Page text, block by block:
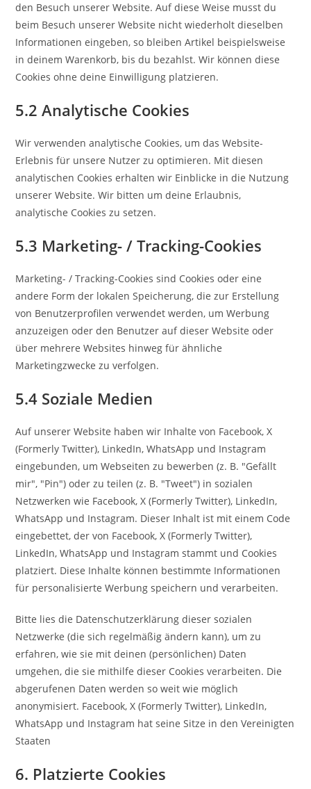
den Besuch unserer Website. Auf diese Weise musst du
beim Besuch unserer Website nicht wiederholt dieselben
Informationen eingeben, so bleiben Artikel beispielsweise
in deinem Warenkorb, bis du bezahlst. Wir können diese
Cookies ohne deine Einwilligung platzieren.
5.2 Analytische Cookies
Wir verwenden analytische Cookies, um das Website-
Erlebnis für unsere Nutzer zu optimieren. Mit diesen
analytischen Cookies erhalten wir Einblicke in die Nutzung
unserer Website. Wir bitten um deine Erlaubnis,
analytische Cookies zu setzen.
5.3 Marketing- / Tracking-Cookies
Marketing- / Tracking-Cookies sind Cookies oder eine
andere Form der lokalen Speicherung, die zur Erstellung
von Benutzerprofilen verwendet werden, um Werbung
anzuzeigen oder den Benutzer auf dieser Website oder
über mehrere Websites hinweg für ähnliche
Marketingzwecke zu verfolgen.
5.4 Soziale Medien
Auf unserer Website haben wir Inhalte von Facebook, X
(Formerly Twitter), LinkedIn, WhatsApp und Instagram
eingebunden, um Webseiten zu bewerben (z. B. "Gefällt
mir", "Pin") oder zu teilen (z. B. "Tweet") in sozialen
Netzwerken wie Facebook, X (Formerly Twitter), LinkedIn,
WhatsApp und Instagram. Dieser Inhalt ist mit einem Code
eingebettet, der von Facebook, X (Formerly Twitter),
LinkedIn, WhatsApp und Instagram stammt und Cookies
platziert. Diese Inhalte können bestimmte Informationen
für personalisierte Werbung speichern und verarbeiten.
Bitte lies die Datenschutzerklärung dieser sozialen
Netzwerke (die sich regelmäßig ändern kann), um zu
erfahren, wie sie mit deinen (persönlichen) Daten
umgehen, die sie mithilfe dieser Cookies verarbeiten. Die
abgerufenen Daten werden so weit wie möglich
anonymisiert. Facebook, X (Formerly Twitter), LinkedIn,
WhatsApp und Instagram hat seine Sitze in den Vereinigten
Staaten
6. Platzierte Cookies